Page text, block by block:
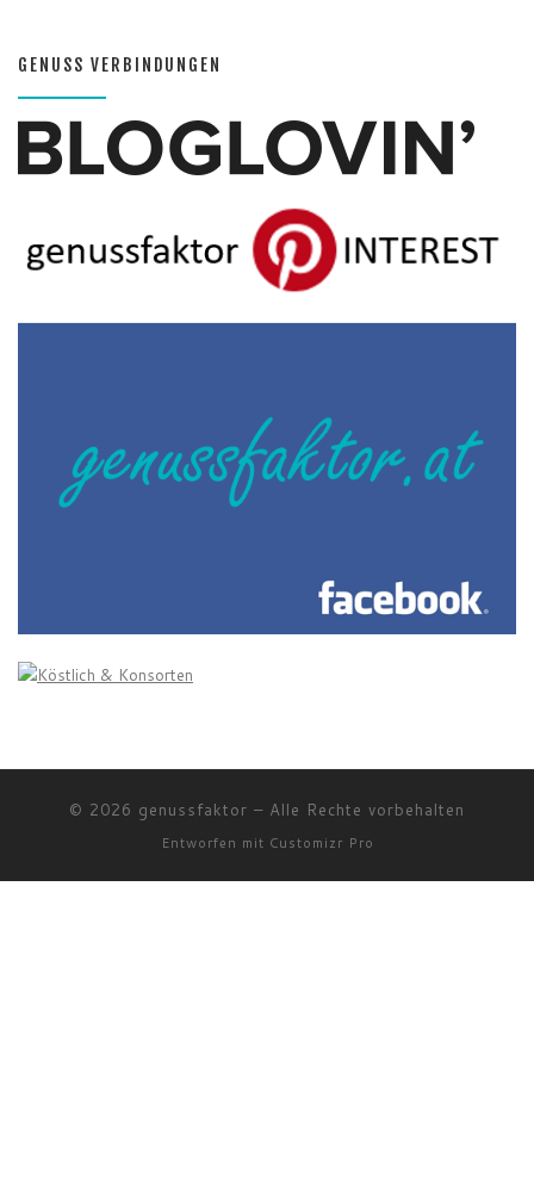
GENUSS VERBINDUNGEN
© 2026 genussfaktor – Alle Rechte vorbehalten
Entworfen mit Customizr Pro